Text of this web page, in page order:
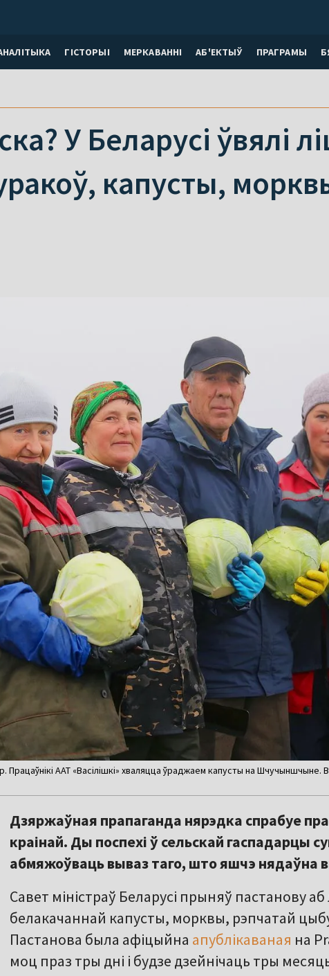
ГІСТОРЫІ МЕРКАВАННI АБ'ЕКТЫЎ ПРАГРАМЫ
У Беларусі ўвялі
капусты,
ААТ «Васілішкі» хваляцца ўраджаем капусты на Шчучыншчыне.
Дзяржаўная прапаганда нярэдка спрабуе
краінай. Ды поспехі ў сельскай гаспадарцы
абмяжоўваць вываз таго, што яшчэ нядаўна
Савет міністраў Беларусі прыняў пастанову
белакачаннай капусты, морквы, рэпчатай
Пастанова была афіцыйна апублікаваная на
моц праз тры дні і будзе дзейнічаць тры